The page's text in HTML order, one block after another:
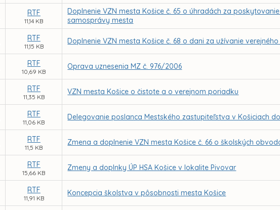
RTF
11,14 KB
Doplnenie VZN mesta Košice č. 65 o úhradách za
samosprávy mesta
RTF
11,15 KB
Doplnenie VZN mesta Košice č. 68 o dani za užívanie
RTF
10,69 KB
Oprava uznesenia MZ č. 976/2006
RTF
11,35 KB
VZN mesta Košice o čistote a o verejnom poriadku
RTF
11,06 KB
Delegovanie poslanca Mestského zastupiteľstva v Košiciach
RTF
11,5 KB
Zmena a doplnenie VZN mesta Košice č. 66 o školských
RTF
15,66 KB
Zmeny a doplnky ÚP HSA Košice v lokalite Pivovar
RTF
11,91 KB
Koncepcia školstva v pôsobnosti mesta Košice